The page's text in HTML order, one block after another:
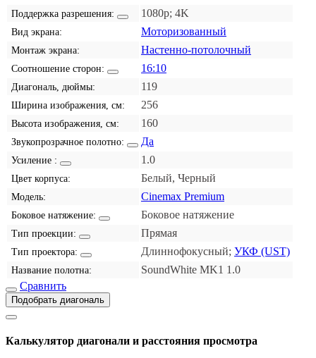
Поддержка разрешения: 1080p; 4K
Вид экрана: Моторизованный
Монтаж экрана: Настенно-потолочный
Соотношение сторон: 16:10
Диагональ, дюймы: 119
Ширина изображения, см: 256
Высота изображения, см: 160
Звукопрозрачное полотно: Да
Усиление : 1.0
Цвет корпуса: Белый, Черный
Модель: Cinemax Premium
Боковое натяжение: Боковое натяжение
Тип проекции: Прямая
Тип проектора: Длиннофокусный; УКФ (UST)
Название полотна:
SoundWhite MK1 1.0
Сравнить
Подобрать диагональ
Калькулятор диагонали и расстояния просмотра